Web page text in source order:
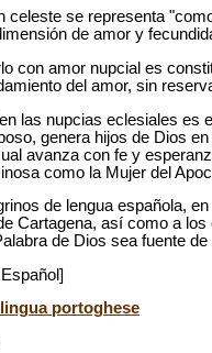
celeste se representa
de amor y
con amor nupcial es
del amor, sin
las nupcias eclesiales es
genera hijos de Dios
avanza con fe y
como la Mujer del
de lengua española,
Cartagena, así como a
de Dios sea fuente
portoghese